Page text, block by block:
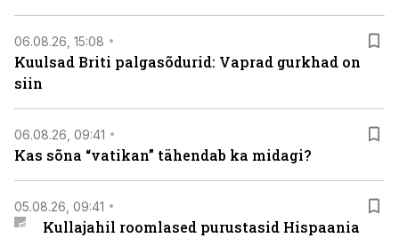
06.08.26, 15:08
Kuulsad Briti palgasõdurid: Vaprad gurkhad on
siin
06.08.26, 09:41
Kas sõna “vatikan” tähendab ka midagi?
05.08.26, 09:41
Kullajahil roomlased purustasid Hispaania